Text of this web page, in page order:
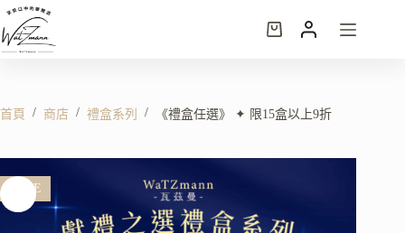
首頁 / 商店 / 禮盒系列 / 《禮盒任選》 ✦ 限15盒以上9折
SALE